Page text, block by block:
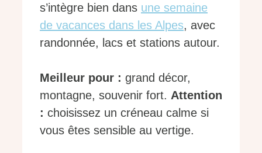
s’intègre bien dans une semaine
de vacances dans les Alpes, avec
randonnée, lacs et stations autour.
Meilleur pour : grand décor,
montagne, souvenir fort. Attention
: choisissez un créneau calme si
vous êtes sensible au vertige.